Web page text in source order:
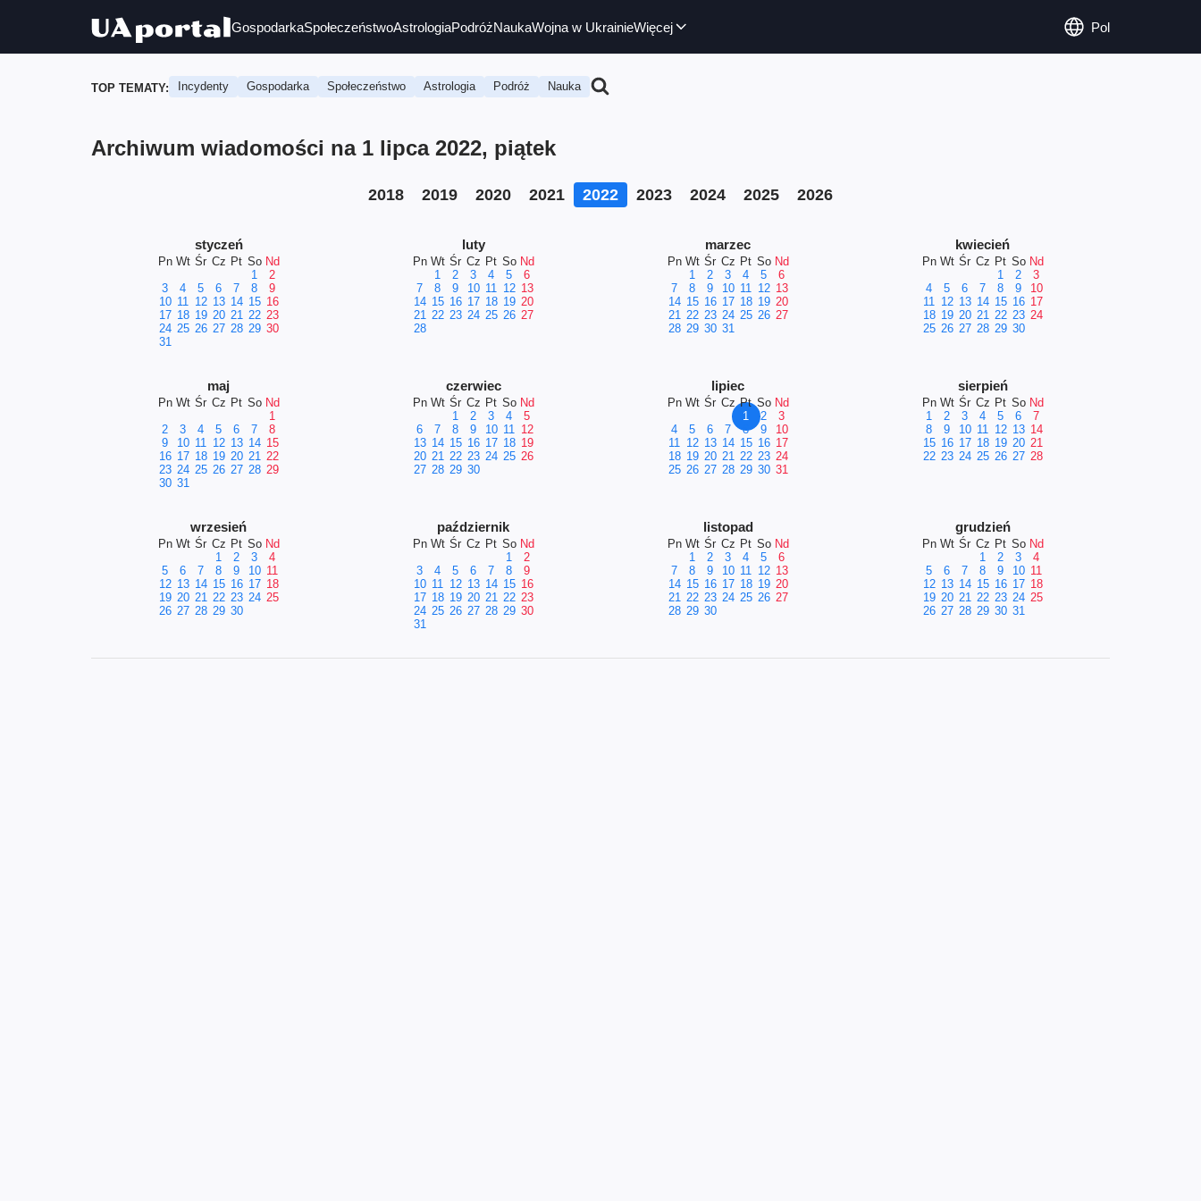
GospodarkaSpołeczeństwoAstrologiaPodróżNaukaWojna w UkrainieWięcej Pol
TOP TEMATY: Incydenty Gospodarka Społeczeństwo Astrologia Podróż Nauka
Archiwum wiadomości na 1 lipca 2022, piątek
2018 2019 2020 2021 2022 2023 2024 2025 2026
styczeń
Pn Wt Śr Cz Pt So Nd
1
2
3
4 5 6 7 8
9
10 11 12 13 14 15 16
17 18 19 20 21 22 23
24 25 26 27 28 29 30
31
luty
Pn Wt Śr Cz Pt So Nd
1
2 3 4 5
6
7
8 9 10 11 12 13
14 15 16 17 18 19 20
21 22 23 24 25 26 27
28
marzec
Pn Wt Śr Cz Pt So Nd
1
2 3 4 5
6
7
8 9 10 11 12 13
14 15 16 17 18 19 20
21 22 23 24 25 26 27
28 29 30 31
kwiecień
Pn Wt Śr Cz Pt So Nd
1
2
3
4
5 6 7 8 9
10
11 12 13 14 15 16 17
18 19 20 21 22 23 24
25 26 27 28 29 30
maj
Pn Wt Śr Cz Pt So Nd
1
2
3 4 5 6 7
8
9
10 11 12 13 14 15
16 17 18 19 20 21 22
23 24 25 26 27 28 29
30 31
czerwiec
Pn Wt Śr Cz Pt So Nd
1
2 3 4
5
6
7 8 9 10 11 12
13 14 15 16 17 18 19
20 21 22 23 24 25 26
27 28 29 30
lipiec
Pn Wt Śr Cz Pt So Nd
1
2
3
4
5 6 7 8 9
10
11 12 13 14 15 16 17
18 19 20 21 22 23 24
25 26 27 28 29 30 31
sierpień
Pn Wt Śr Cz Pt So Nd
1
2 3 4 5 6
7
8
9 10 11 12 13 14
15 16 17 18 19 20 21
22 23 24 25 26 27 28
wrzesień
Pn Wt Śr Cz Pt So Nd
1
2 3
4
5
6 7 8 9 10 11
12 13 14 15 16 17 18
19 20 21 22 23 24 25
26 27 28 29 30
październik
Pn Wt Śr Cz Pt So Nd
1
2
3
4 5 6 7 8
9
10 11 12 13 14 15 16
17 18 19 20 21 22 23
24 25 26 27 28 29 30
31
listopad
Pn Wt Śr Cz Pt So Nd
1
2 3 4 5
6
7
8 9 10 11 12 13
14 15 16 17 18 19 20
21 22 23 24 25 26 27
28 29 30
grudzień
Pn Wt Śr Cz Pt So Nd
1
2 3
4
5
6 7 8 9 10 11
12 13 14 15 16 17 18
19 20 21 22 23 24 25
26 27 28 29 30 31